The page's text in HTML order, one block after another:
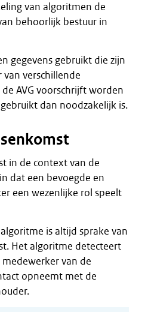
van algoritmen de
behoorlijk bestuur in
gegevens gebruikt die zijn
verschillende
AVG voorschrijft worden
dan noodzakelijk is.
in de context van de
dat een bevoegde en
een wezenlijke rol speelt
is altijd sprake van
Het algoritme detecteert
van de
opneemt met de